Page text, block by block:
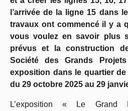
l’arrivée de la ligne 15 dans
travaux ont commencé il y a
vous voulez en savoir plus
prévus et la construction
Société des Grands
exposition dans le quartier
du 29 octobre 2025 au 29
L’exposition « Le Grand